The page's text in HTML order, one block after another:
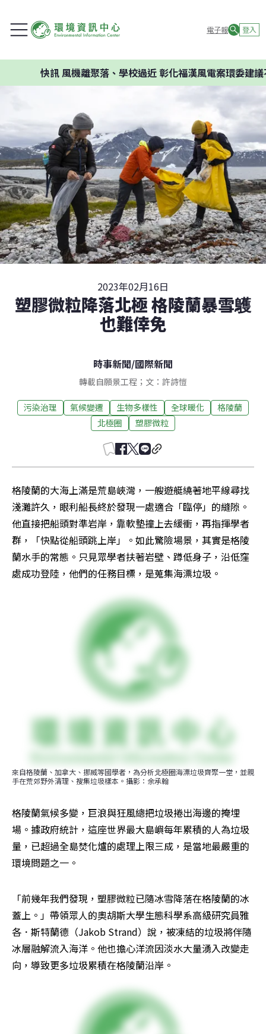
電子報 登入
風機離聚落、學校過近 彰化福漢風電案環委建議不應開發
2023年02月16日
塑膠微粒降落北極 格陵蘭暴雪鸌
也難倖免
時事新聞/國際新聞
轉載自願景工程；文：許詩愷
污染治理 氣候變遷 生物多樣性 全球暖化
格陵蘭
北極圈
塑膠微粒
格陵蘭的大海上滿是荒島峽灣，一艘遊艇繞著地平線尋找
淺灘許久，眼利船長終於發現一處適合「臨停」的縫隙。
他直接把船頭對準岩岸，靠軟墊撞上去緩衝，再指揮學者
群，「快點從船頭跳上岸」。如此驚險場景，其實是格陵
蘭水手的常態。只見眾學者扶著岩壁、蹲低身子，沿低窪
處成功登陸，他們的任務目標，是蒐集海漂垃圾。
來自格陵蘭、加拿大、挪威等國學者，為分析北極圈海漂垃圾齊聚一堂，並親
手在荒郊野外清理、搜集垃圾樣本。攝影：余承翰
格陵蘭氣候多變，巨浪與狂風總把垃圾捲出海邊的掩埋
場。據政府統計，這座世界最大島嶼每年累積的人為垃圾
量，已超過全島焚化爐的處理上限三成，是當地最嚴重的
環境問題之一。
「前幾年我們發現，塑膠微粒已隨冰雪降落在格陵蘭的冰
蓋上。」帶領眾人的奧胡斯大學生態科學系高級研究員雅
各．斯特蘭德（Jakob Strand）說，被凍結的垃圾將伴隨
冰層融解流入海洋。他也擔心洋流因淡水大量湧入改變走
向，導致更多垃圾累積在格陵蘭沿岸。